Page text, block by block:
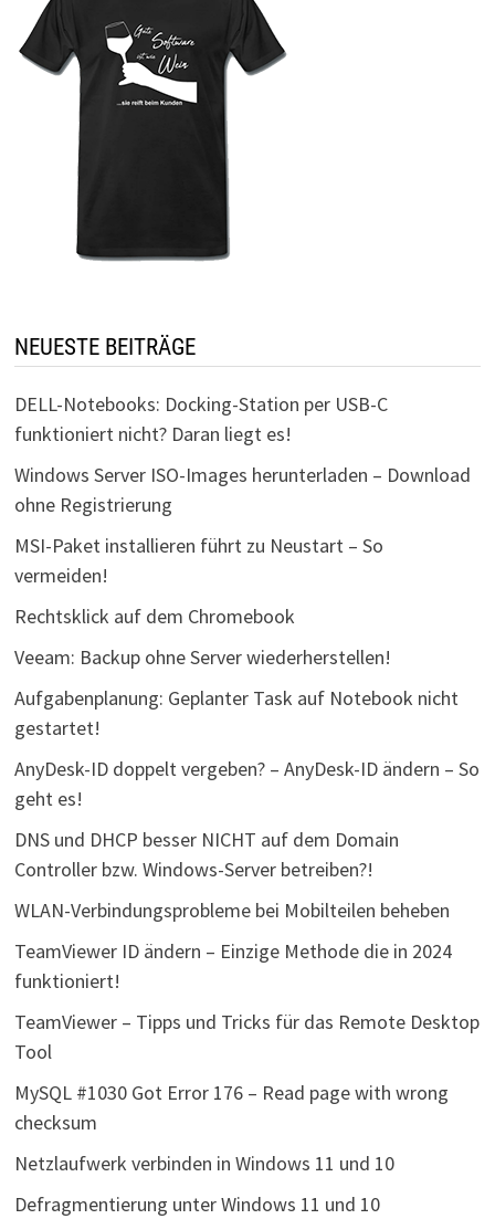
NEUESTE BEITRÄGE
DELL-Notebooks: Docking-Station per USB-C
funktioniert nicht? Daran liegt es!
Windows Server ISO-Images herunterladen – Download
ohne Registrierung
MSI-Paket installieren führt zu Neustart – So
vermeiden!
Rechtsklick auf dem Chromebook
Veeam: Backup ohne Server wiederherstellen!
Aufgabenplanung: Geplanter Task auf Notebook nicht
gestartet!
AnyDesk-ID doppelt vergeben? – AnyDesk-ID ändern – So
geht es!
DNS und DHCP besser NICHT auf dem Domain
Controller bzw. Windows-Server betreiben?!
WLAN-Verbindungsprobleme bei Mobilteilen beheben
TeamViewer ID ändern – Einzige Methode die in 2024
funktioniert!
TeamViewer – Tipps und Tricks für das Remote Desktop
Tool
MySQL #1030 Got Error 176 – Read page with wrong
checksum
Netzlaufwerk verbinden in Windows 11 und 10
Defragmentierung unter Windows 11 und 10